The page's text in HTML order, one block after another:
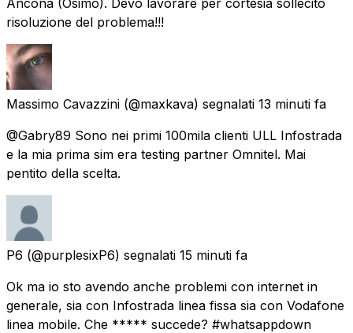
risoluzione del problema!!!
Massimo Cavazzini (@maxkava) segnalati 13 minuti fa
@Gabry89 Sono nei primi 100mila clienti ULL Infostrada
e la mia prima sim era testing partner Omnitel. Mai
pentito della scelta.
P6 (@purplesixP6) segnalati 15 minuti fa
Ok ma io sto avendo anche problemi con internet in
generale, sia con Infostrada linea fissa sia con Vodafone
linea mobile. Che ***** succede? #whatsappdown